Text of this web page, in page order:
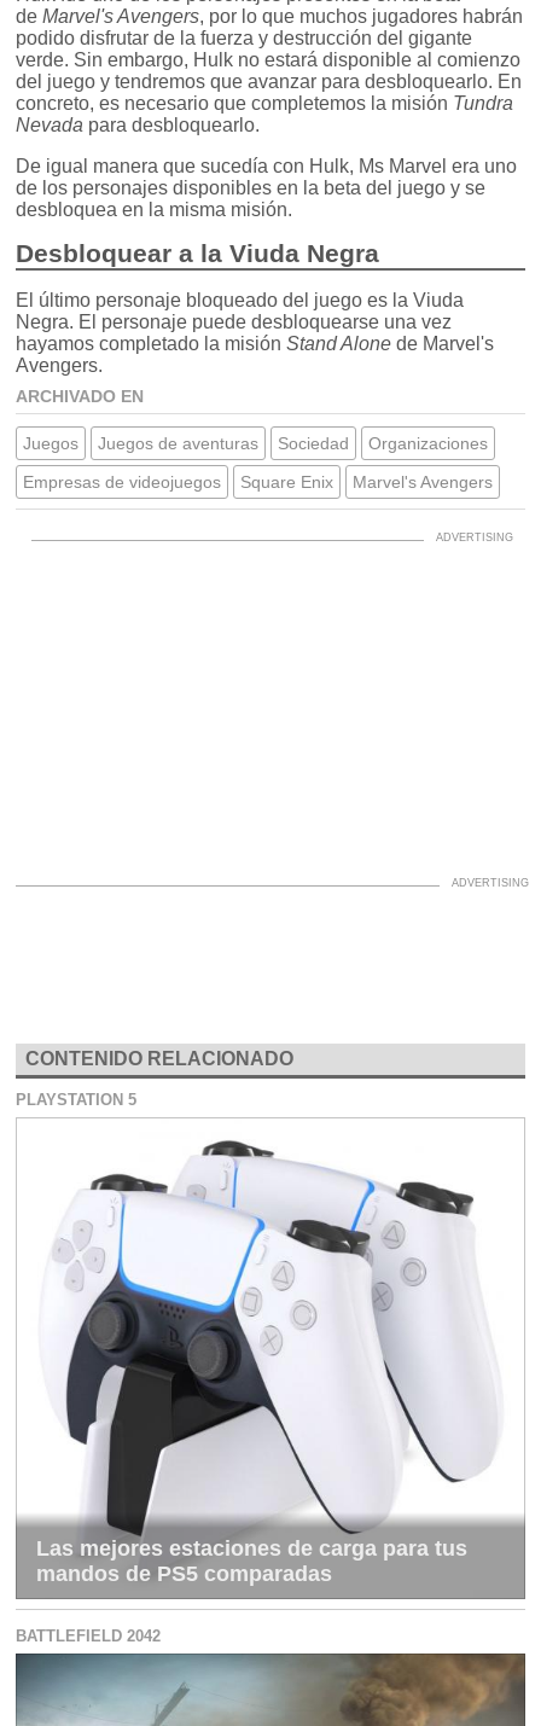
deMarvel's Avengers, por lo que muchos jugadores habrán
podido disfrutar de la fuerza y destrucción del gigante
verde. Sin embargo, Hulk no estará disponible al comienzo
del juego y tendremos que avanzar para desbloquearlo. En
concreto, es necesario que completemos la misión Tundra
Nevada para desbloquearlo.
De igual manera que sucedía con Hulk, Ms Marvel era uno
de los personajes disponibles en la beta del juego y se
desbloquea en la misma misión.
Desbloquear a la Viuda Negra
El último personaje bloqueado del juego es la Viuda
Negra. El personaje puede desbloquearse una vez
hayamos completado la misiónStand Alone de Marvel's
Avengers.
ARCHIVADO EN
Juegos Juegos de aventuras Sociedad
Organizaciones
Empresas de videojuegos
Square Enix Marvel's Avengers
CONTENIDO RELACIONADO
PLAYSTATION 5
Las mejores estaciones de carga para tus
mandos de PS5 comparadas
BATTLEFIELD 2042